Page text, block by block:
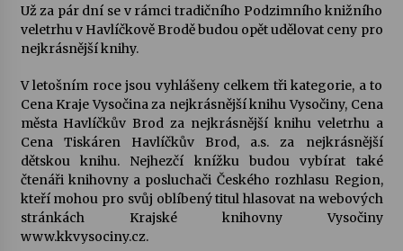
šedesátka: 28. 7.–1. 8. 2026
28. 7. 2026
Jenakaši
28. 7. 2026
Votavžatský ploty
23. 7. 2026
Letní koncerty ve Stromovce: Rufus Miller
Už za pár dní se v rámci tradičního Podzimního knižního
veletrhu v Havlíčkově Brodě budou opět udělovat ceny pro
nejkrásnější knihy.
V letošním roce jsou vyhlášeny celkem tři kategorie, a to
Cena Kraje Vysočina za nejkrásnější knihu Vysočiny, Cena
města Havlíčkův Brod za nejkrásnější knihu veletrhu a
Cena Tiskáren Havlíčkův Brod, a.s. za nejkrásnější
dětskou knihu. Nejhezčí knížku budou vybírat také
čtenáři knihovny a posluchači Českého rozhlasu Region,
kteří mohou pro svůj oblíbený titul hlasovat na webových
stránkách Krajské knihovny Vysočiny
www.kkvysociny.cz.